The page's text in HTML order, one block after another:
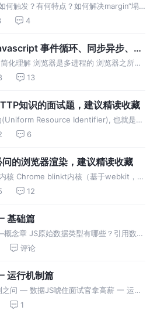
何触发？有何特点？如何解决margin“塌
一下overflow 不同值的区别。 css calc属
4
事件循环、同步异步、宏
么简单
化理解 浏览器是多进程的 浏览器之所以
进程分配了资源（cpu、内存） 简单点理
13
知识的面试题，建议精读收藏
(Uniform Resource Identifier), 也就是统
单，就是区分互联网上不同的资源。 但
6
问的浏览器渲染，建议精读收藏
核 Chrome blinkt内核（基于webkit，谷
） Firefox geckot内核 Safari webkit
12
基础篇
念章 JS原始数据类型有哪些？引用数据
原始值)，在JS中存在着 7 种，分别
评论
运行机制篇
问 — 数据JS唬住面试官拿高薪 一 运行
料基本是这样说的: 基本数据类型用 栈
1